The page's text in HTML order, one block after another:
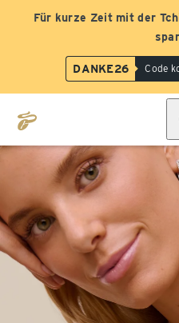
Für kurze Zeit mit der
DANKE26 Code